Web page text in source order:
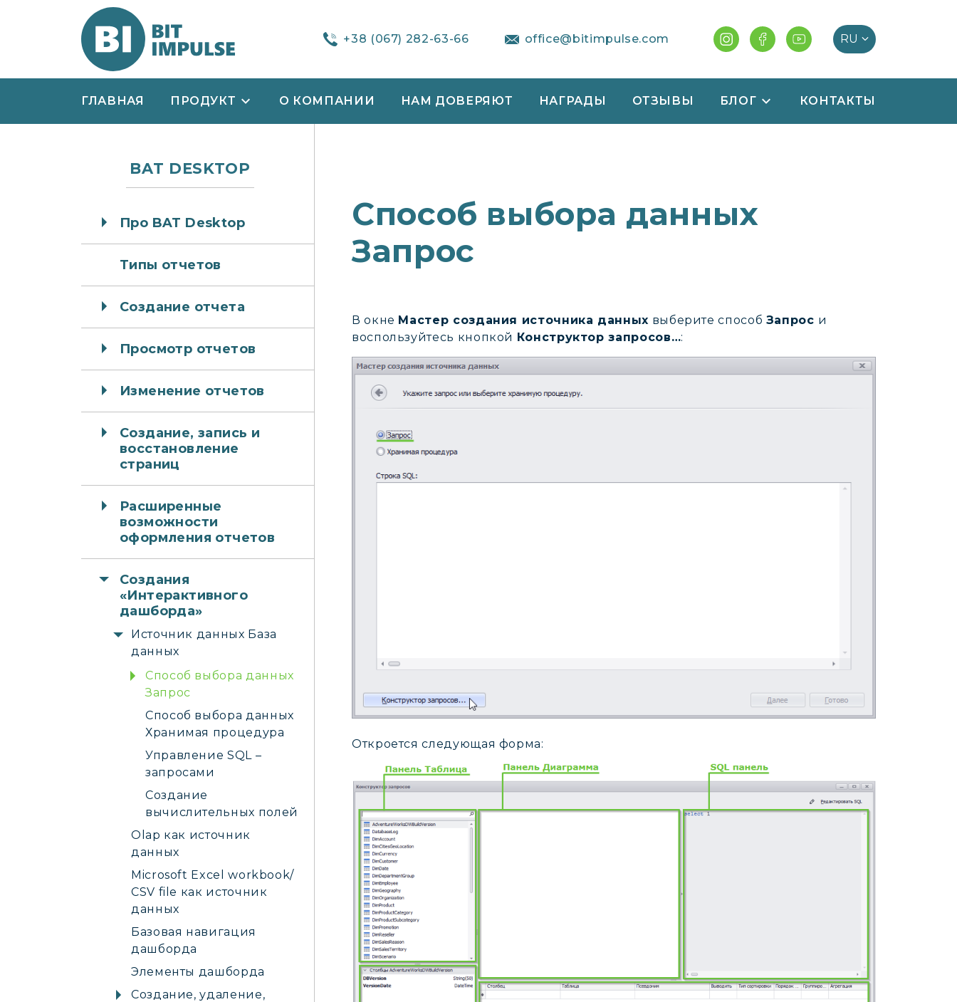
+38 (067) 282-63-66 office@bitimpulse.com
ГЛАВНАЯ ПРОДУКТ О КОМПАНИИ НАМ ДОВЕРЯЮТ НАГРАДЫ ОТЗЫВЫ БЛОГ КОНТАКТЫ
Способ выбора данных
Запрос
В окне Мастер создания источника данных выберите способ Запрос и
воспользуйтесь кнопкой Конструктор запросов…:
Откроется следующая форма:
BAT DESKTOP
Про BAT Desktop
Типы отчетов
Создание отчета
Просмотр отчетов
Изменение отчетов
Создание, запись и
восстановление
страниц
Расширенные
возможности
оформления отчетов
Создания
«Интерактивного
дашборда»
Источник данных База
данных
Способ выбора данных
Запрос
Способ выбора данных
Хранимая процедура
Управление SQL –
запросами
Создание
вычислительных полей
Olap как источник
данных
Microsoft Excel workbook/
CSV file как источник
данных
Базовая навигация
дашборда
Элементы дашборда
Создание, удаление,